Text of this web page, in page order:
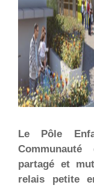
Le Pôle
partagé et
relais petite